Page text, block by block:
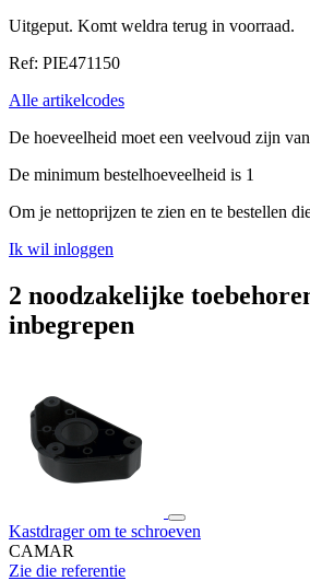
Uitgeput. Komt weldra terug in voorraad.
Ref: PIE471150
Alle artikelcodes
De hoeveelheid moet een veelvoud zijn
De minimum bestelhoeveelheid is 1
Om je nettoprijzen te zien en te bestellen
Ik wil inloggen
2 noodzakelijke
inbegrepen
Kastdrager om te schroeven
CAMAR
Zie die referentie